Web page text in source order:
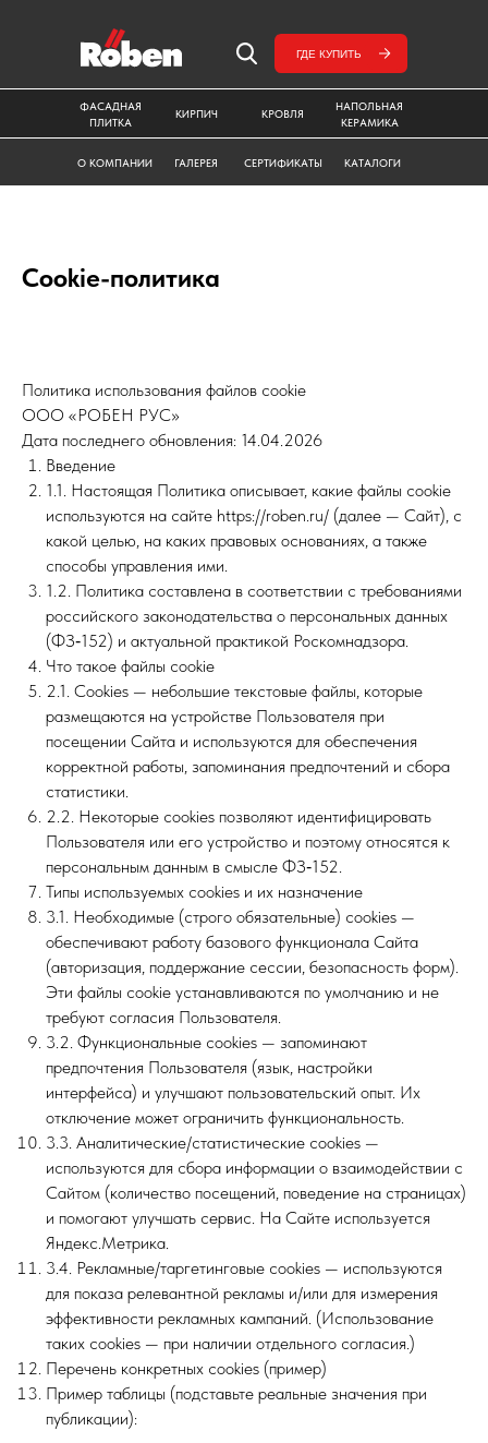
КРОВЛЯ
КИРПИЧ
ФАСАДНАЯ
ПЛИТКА
НАПОЛЬНАЯ
КЕРАМИКА
ГАЛЕРЕЯ КАТАЛОГИ
О КОМПАНИИ СЕРТИФИКАТЫ
ГДЕ КУПИТЬ
Cookie-политика
Политика использования файлов cookie
ООО «РОБЕН РУС»
Дата последнего обновления: 14.04.2026
Введение
1.1. Настоящая Политика описывает, какие файлы cookie
используются на сайте https://roben.ru/ (далее — Сайт), с
какой целью, на каких правовых основаниях, а также
способы управления ими.
1.2. Политика составлена в соответствии с требованиями
российского законодательства о персональных данных
(ФЗ‑152) и актуальной практикой Роскомнадзора.
Что такое файлы cookie
2.1. Cookies — небольшие текстовые файлы, которые
размещаются на устройстве Пользователя при
посещении Сайта и используются для обеспечения
корректной работы, запоминания предпочтений и сбора
статистики.
2.2. Некоторые cookies позволяют идентифицировать
Пользователя или его устройство и поэтому относятся к
персональным данным в смысле ФЗ‑152.
Типы используемых cookies и их назначение
3.1. Необходимые (строго обязательные) cookies —
обеспечивают работу базового функционала Сайта
(авторизация, поддержание сессии, безопасность форм).
Эти файлы cookie устанавливаются по умолчанию и не
требуют согласия Пользователя.
3.2. Функциональные cookies — запоминают
предпочтения Пользователя (язык, настройки
интерфейса) и улучшают пользовательский опыт. Их
отключение может ограничить функциональность.
3.3. Аналитические/статистические cookies —
используются для сбора информации о взаимодействии с
Сайтом (количество посещений, поведение на страницах)
и помогают улучшать сервис. На Сайте используется
Яндекс.Метрика.
3.4. Рекламные/таргетинговые cookies — используются
для показа релевантной рекламы и/или для измерения
эффективности рекламных кампаний. (Использование
таких cookies — при наличии отдельного согласия.)
Перечень конкретных cookies (пример)
Пример таблицы (подставьте реальные значения при
публикации):